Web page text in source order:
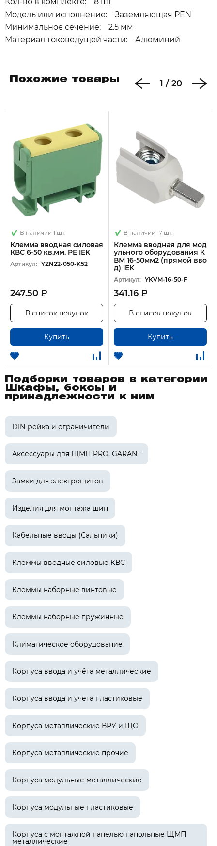
Модель или исполнение: Заземляющая PEN
Минимальное сечение: 2.5 мм
Материал токоведущей части: Алюминий
Похожие товары 1 / 20
В наличии 1 шт.
Клемма вводная силовая
КВС 6-50 кв.мм. PE IEK
Артикул: YZN22-050-K52
247.50 ₽
Купить
В список покупок
В наличии 17 шт.
Клемма вводная для мод
ульного оборудования К
ВМ 16-50мм2 (прямой вво
д) IEK
Артикул: YKVM-16-50-F
341.16 ₽
Купить
В список покупок
Подборки товаров в категории
Шкафы, боксы и
принадлежности к ним
DIN-рейка и ограничители
Аксессуары для ЩМП PRO, GARANT
Замки для электрощитов
Изделия для монтажа шин
Кабельные вводы (Сальники)
Клеммы вводные силовые КВС
Клеммы наборные винтовые
Клеммы наборные пружинные
Климатическое оборудование
Корпуса ввода и учёта металлические
Корпуса ввода и учёта пластиковые
Корпуса металлические ВРУ и ЩО
Корпуса металлические прочие
Корпуса модульные металлические
Корпуса модульные пластиковые
Корпуса с монтажной панелью напольные ЩМП
металлические